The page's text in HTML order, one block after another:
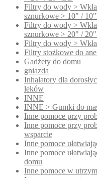
Filtry do wody >
sznurkowe > 10" /
Filtry do wody >
sznurkowe > 20" /
Filtry do wody >
Filtry stożkowe do
Gadżety do domu
gniazda
Inhalatory dla
leków
INNE
INNE > Gumki do
Inne pomoce przy
Inne pomoce przy
wsparcie
Inne pomoce
Inne pomoce
domu
Inne pomoce w